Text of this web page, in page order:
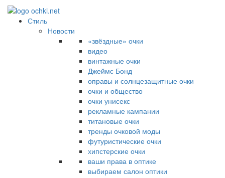
Стиль
Новости
«звёздные» очки
видео
винтажные очки
Джеймс Бонд
оправы и солнцезащитные очки
очки и общество
очки унисекс
рекламные кампании
титановые очки
тренды очковой моды
футуристические очки
хипстерские очки
ваши права в оптике
выбираем салон оптики